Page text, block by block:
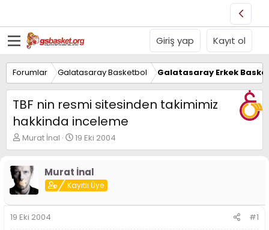
Giriş yap Kayıt ol
Forumlar Galatasaray Basketbol Galatasaray Erkek
TBF nin resmi sitesinden takimimiz
hakkinda inceleme
K
o
u
y
u
B
a
ş
Murat İnal
B
a
a
n
g
19 Eki 2004
Murat İnal
Kayıtlı Üye
19 Eki 2004 #1